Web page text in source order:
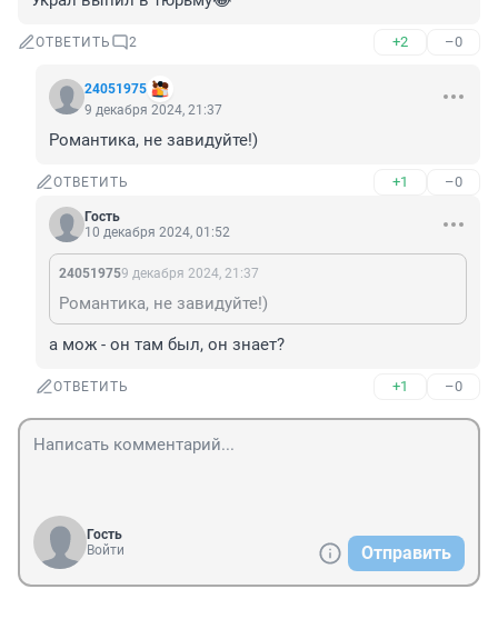
ОТВЕТИТЬ 2 +2 –0
24051975
9 декабря 2024, 21:37
Романтика, не завидуйте!)
ОТВЕТИТЬ +1 –0
Гость
10 декабря 2024, 01:52
240519759 декабря 2024, 21:37
Романтика, не завидуйте!)
а мож - он там был, он знает?
ОТВЕТИТЬ +1 –0
Гость
Войти
Отправить